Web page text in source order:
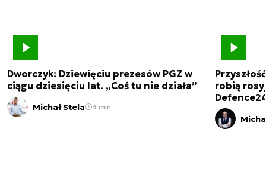
Dworczyk: Dziewięciu prezesów PGZ w
ciągu dziesięciu lat. „Coś tu nie działa”
Michał Stela 3 min.
robią